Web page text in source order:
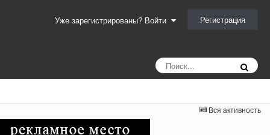
Уже зарегистрированы? Войти Регистрация
Вся активность